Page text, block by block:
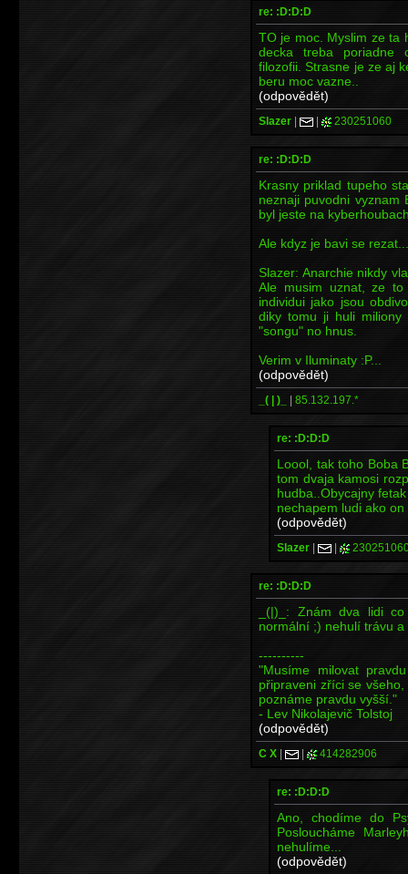
re: :D:D:D
TO je moc. Myslim ze ta
decka treba poriadne
filozofii. Strasne je ze aj
beru moc vazne..
(odpovědět)
Slazer | | 230251060
re: :D:D:D
Krasny priklad tupeho
neznaji puvodni vyznam
byl jeste na
Ale kdyz je bavi se
Slazer: Anarchie nikdy
Ale musim uznat, ze to
individui jako jsou
diky tomu ji huli miliony
"songu" no hnus.
Verim v Iluminaty :P...
(odpovědět)
_( | )_ | 85.132.197.*
re: :D:D:D
Loool, tak toho Boba
tom dvaja kamosi
hudba..Obycajny
nechapem ludi ako
(odpovědět)
Slazer | |
re: :D:D:D
_(|)_: Znám dva lidi
normální ;) nehulí trávu
----------
"Musíme milovat
připraveni zříci se
poznáme pravdu vyšší."
- Lev Nikolajevič Tolstoj
(odpovědět)
C X | | 414282906
re: :D:D:D
Ano, chodíme do
Posloucháme
nehulíme...
(odpovědět)